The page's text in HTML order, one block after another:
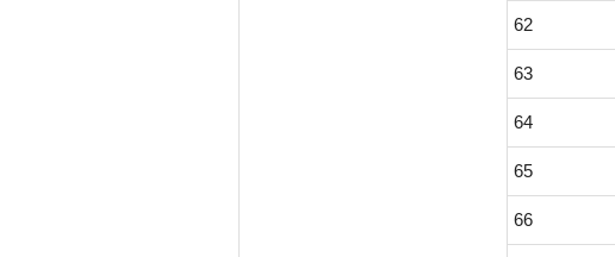
62
63
64
65
66